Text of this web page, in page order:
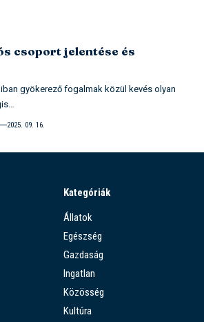
csoport jelentése és
gyökerező fogalmak közül kevés olyan
2025. 09. 16.
Kategóriák
Állatok
Egészség
Gazdaság
Ingatlan
Közösség
Kultúra